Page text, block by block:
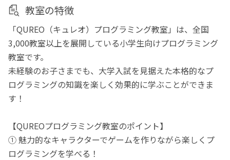
教室の特徴
「QUREO（キュレオ）プログラミング教室」は、全国
3,000教室以上を展開している小学生向けプログラミング
教室です。
未経験のお子さまでも、大学入試を見据えた本格的なプ
ログラミングの知識を楽しく効果的に学ぶことができま
す！
【QUREOプログラミング教室のポイント】
① 魅力的なキャラクターでゲームを作りながら楽しくプ
ログラミングを学べる！